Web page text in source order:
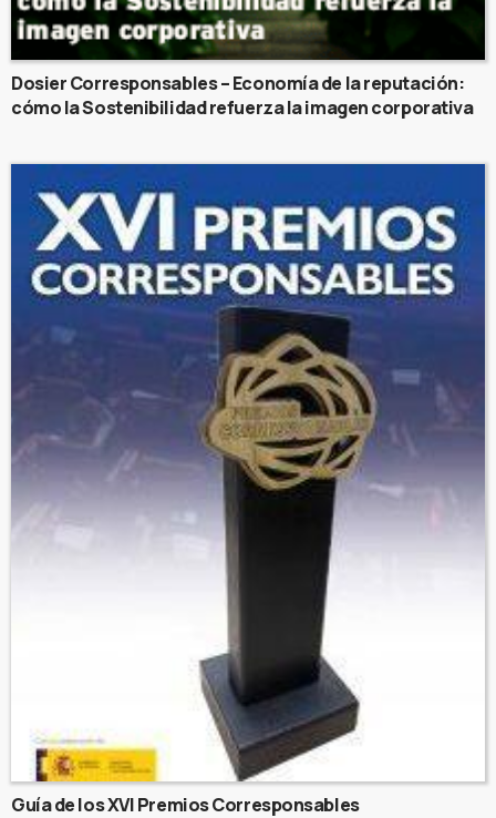
Dosier Corresponsables – Economía de la reputación:
cómo la Sostenibilidad refuerza la imagen corporativa
Guía de los XVI Premios Corresponsables